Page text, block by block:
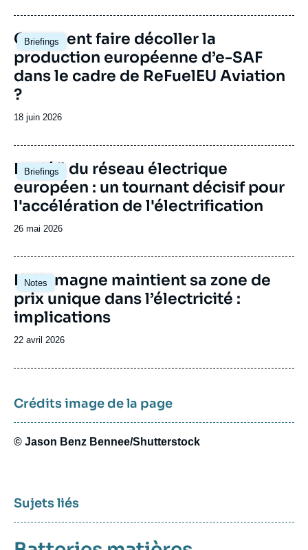
publication
Briefings
Image
principale
Comment faire décoller la
production européenne d’e-SAF
dans le cadre de ReFuelEU Aviation
?
Date
publication
18 juin 2026
Briefings
Image
principale
Le défi du réseau électrique
européen : un tournant décisif pour
l'accélération de l'électrification
Date
publication
26 mai 2026
Notes
Image
principale
L’Allemagne maintient sa zone de
prix unique dans l’électricité :
implications
Date
publication
22 avril 2026
Crédits image de la page
© Jason Benz Bennee/Shutterstock
Sujets liés